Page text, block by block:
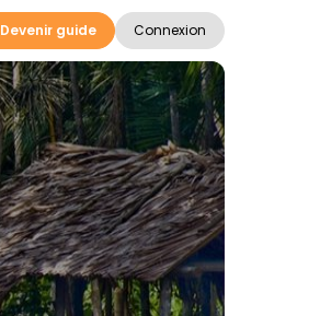
Devenir guide Connexion